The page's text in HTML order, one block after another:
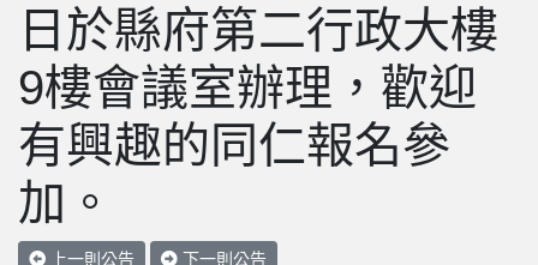
日於縣府第二行政大樓
9樓會議室辦理，歡迎
有興趣的同仁報名參
加。
上一則公告 下一則公告